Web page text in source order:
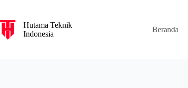
k
i
p
Hutama Teknik
Indonesia
Beranda